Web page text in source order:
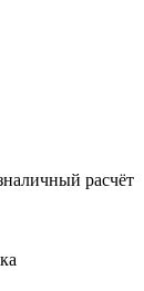
расчёт